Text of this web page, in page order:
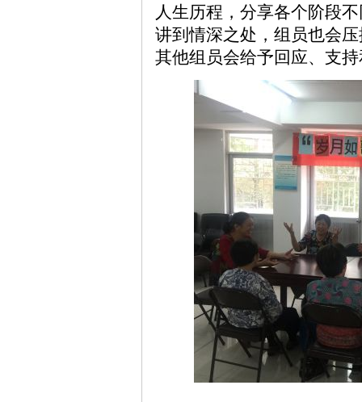
人生历程，分享各个阶段
讲到情深之处，组员也会
其他组员会给予回应、支